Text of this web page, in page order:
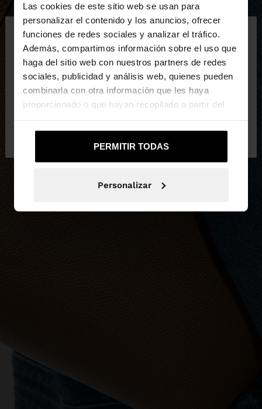
Las cookies de este sitio web se usan para
personalizar el contenido y los anuncios, ofrecer
funciones de redes sociales y analizar el tráfico.
Además, compartimos información sobre el uso que
haga del sitio web con nuestros partners de redes
sociales, publicidad y análisis web, quienes pueden
combinarla con otra información que les haya
proporcionado o que hayan recopilado a partir del
PERMITIR TODAS
Personalizar
hola
Estás accediendo a la web de Mexico. ¿Quieres ir a
la web de United States?